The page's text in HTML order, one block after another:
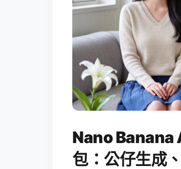
Nano Banana
包：公仔生成